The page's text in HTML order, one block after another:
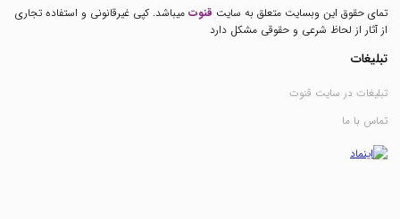
تمای حقوق این وبسایت متعلق به سایت قنوت میباشد. کپی غیرقانونی و استفاده تجاری
از آثار از لحاظ شرعی و حقوقی مشکل دارد
تبلیغات
تبلیغات در سایت قنوت
تماس با ما